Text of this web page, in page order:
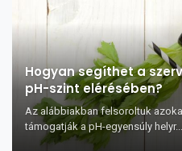
Hogyan segíthet a
pH-szint elérésében?
Az alábbiakban felsoroltuk
támogatják a pH-egyensúly helyr...